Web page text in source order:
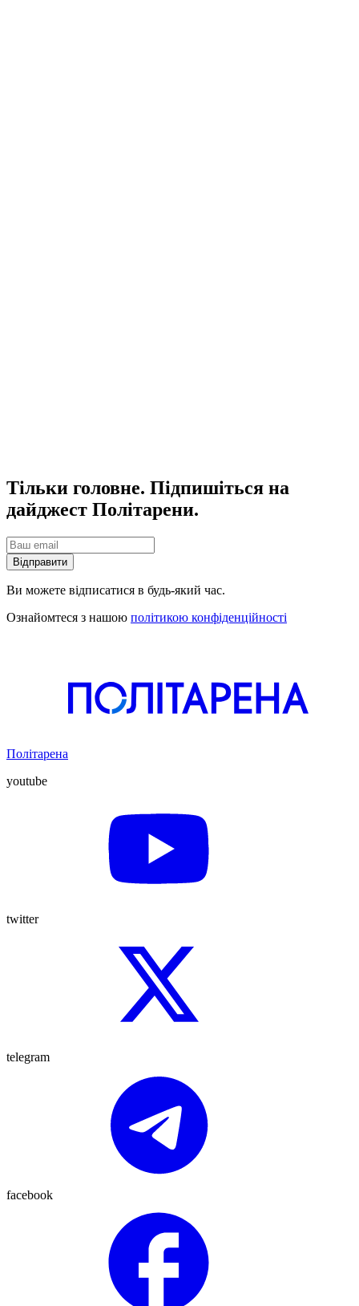
Тільки головне. Підпишіться на
дайджест Політарени.
Відправити
Ви можете відписатися в будь-який час.
Ознайомтеся з нашою політикою конфіденційності
Політарена
youtube
twitter
telegram
facebook